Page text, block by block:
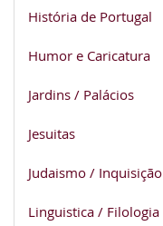
História de Portugal
Humor e Caricatura
Jardins / Palácios
Jesuitas
Judaismo / Inquisição
Linguistica / Filologia